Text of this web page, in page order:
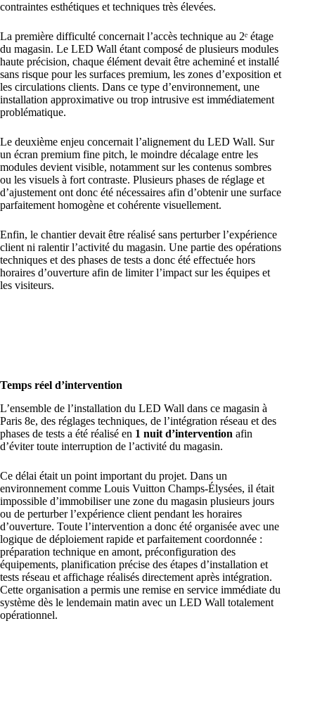
contraintes esthétiques et techniques très élevées.
La première difficulté concernait l’accès technique au 2ᵉ étage
du magasin. Le LED Wall étant composé de plusieurs modules
haute précision, chaque élément devait être acheminé et installé
sans risque pour les surfaces premium, les zones d’exposition et
les circulations clients. Dans ce type d’environnement, une
installation approximative ou trop intrusive est immédiatement
problématique.
Le deuxième enjeu concernait l’alignement du LED Wall. Sur
un écran premium fine pitch, le moindre décalage entre les
modules devient visible, notamment sur les contenus sombres
ou les visuels à fort contraste. Plusieurs phases de réglage et
d’ajustement ont donc été nécessaires afin d’obtenir une surface
parfaitement homogène et cohérente visuellement.
Enfin, le chantier devait être réalisé sans perturber l’expérience
client ni ralentir l’activité du magasin. Une partie des opérations
techniques et des phases de tests a donc été effectuée hors
horaires d’ouverture afin de limiter l’impact sur les équipes et
les visiteurs.
Temps réel d’intervention
L’ensemble de l’installation du LED Wall dans ce magasin à
Paris 8e, des réglages techniques, de l’intégration réseau et des
phases de tests a été réalisé en 1 nuit d’intervention afin
d’éviter toute interruption de l’activité du magasin.
Ce délai était un point important du projet. Dans un
environnement comme Louis Vuitton Champs-Élysées, il était
impossible d’immobiliser une zone du magasin plusieurs jours
ou de perturber l’expérience client pendant les horaires
d’ouverture. Toute l’intervention a donc été organisée avec une
logique de déploiement rapide et parfaitement coordonnée :
préparation technique en amont, préconfiguration des
équipements, planification précise des étapes d’installation et
tests réseau et affichage réalisés directement après intégration.
Cette organisation a permis une remise en service immédiate du
système dès le lendemain matin avec un LED Wall totalement
opérationnel.